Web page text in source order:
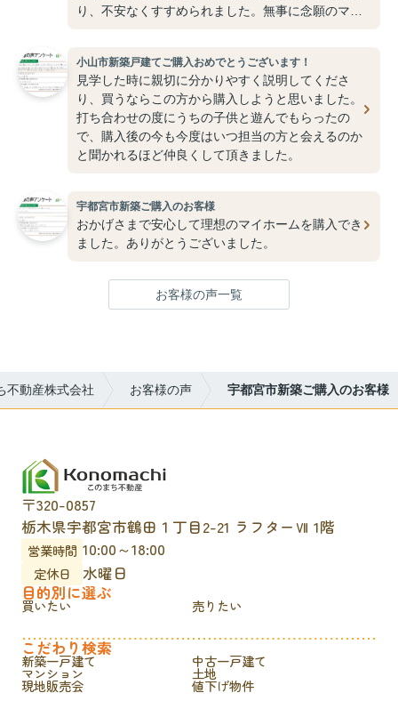
り、不安なくすすめられました。無事に念願のマイ
談させていただきたいと存じます。高橋さんありが
とうございました。これからもお体に気をつけて頑
張ってください！！
小山市新築戸建てご購入おめでとうございます！
見学した時に親切に分かりやすく説明してくださ
り、買うならこの方から購入しようと思いました。
打ち合わせの度にうちの子供と遊んでもらったの
で、購入後の今も今度はいつ担当の方と会えるのか
と聞かれるほど仲良くして頂きました。
宇都宮市新築ご購入のお客様
おかげさまで安心して理想のマイホームを購入でき
ました。ありがとうございました。
お客様の声一覧
不動産株式会社 お客様の声 宇都宮市新築ご購入のお客様
〒320-0857
栃木県宇都宮市鶴田１丁目2-21 ラフターⅦ 1階
営業時間 10:00～18:00
定休日
水曜日
目的別に選ぶ
買いたい 売りたい
こだわり検索
新築一戸建て 中古一戸建て
マンション 土地
現地販売会 値下げ物件